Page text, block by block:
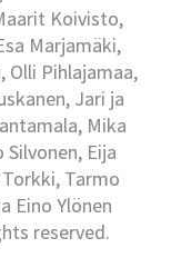
Koivisto,
Marjamäki,
Olli Pihlajamaa,
Jari ja
Mika
Eija
Tarmo
Eino Ylönen
reserved.